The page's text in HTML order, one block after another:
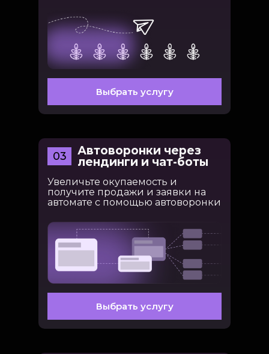
03
Автоворонки через
лендинги и чат-боты
Увеличьте окупаемость и
получите продажи и заявки на
автомате с помощью автоворонки
Выбрать услугу
Выбрать услугу